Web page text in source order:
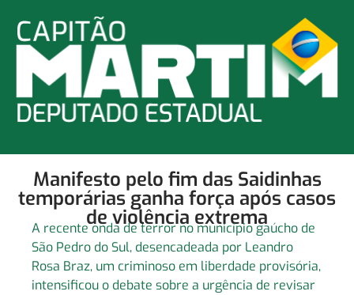
Manifesto pelo fim das Saidinhas
temporárias ganha força após casos
de violência extrema
A recente onda de terror no município gaúcho de
São Pedro do Sul, desencadeada por Leandro
Rosa Braz, um criminoso em liberdade provisória,
intensificou o debate sobre a urgência de revisar